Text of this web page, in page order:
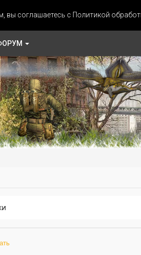
соглашаетесь с Политикой